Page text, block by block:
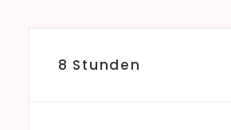
8 Stunden